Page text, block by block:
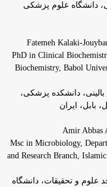
دانشگاه علوم پزشکی
PhD in Clinical
Biochemistry, Babol
دانشکده پزشکی،
ایران
Msc in Microbiology,
and Research Branch,
و تحقیقات، دانشگاه